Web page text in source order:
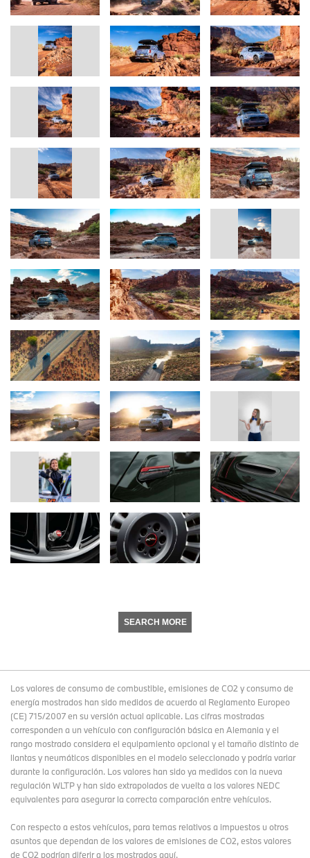
SEARCH MORE
Los valores de consumo de combustible, emisiones de CO2 y consumo de
energía mostrados han sido medidos de acuerdo al Reglamento Europeo
(CE) 715/2007 en su versión actual aplicable. Las cifras mostradas
corresponden a un vehículo con configuración básica en Alemania y el
rango mostrado considera el equipamiento opcional y el tamaño distinto de
llantas y neumáticos disponibles en el modelo seleccionado y podría variar
durante la configuración. Los valores han sido ya medidos con la nueva
regulación WLTP y han sido extrapolados de vuelta a los valores NEDC
equivalentes para asegurar la correcta comparación entre vehículos.
Con respecto a estos vehículos, para temas relativos a impuestos u otros
asuntos que dependan de los valores de emisiones de CO2, estos valores
de CO2 podrían diferir a los mostrados aquí.